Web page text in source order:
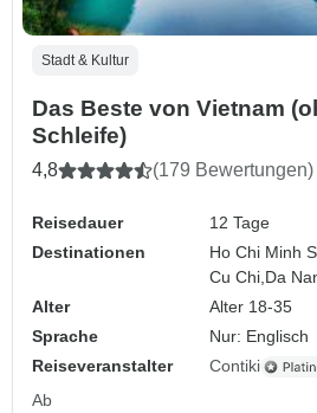
Stadt & Kultur
Das Beste von Vietnam
Schleife)
4,8 (179 Bewertungen)
Reisedauer
12 Tage
Destinationen
Ho Chi Minh
Cu Chi, Da
Alter
Alter 18-35
Sprache
Nur: Englisch
Reiseveranstalter
Contiki
Ab